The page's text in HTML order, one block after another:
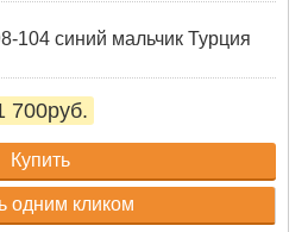
104 синий мальчик Турция
700руб.
Купить
одним кликом